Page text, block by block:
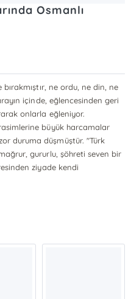
Osmanlı
ne ordu, ne din, ne
içinde, eğlencesinden geri
onlarla eğleniyor.
büyük harcamalar
duruma düşmüştür. "Türk
gururlu, şöhreti seven bir
ziyade kendi